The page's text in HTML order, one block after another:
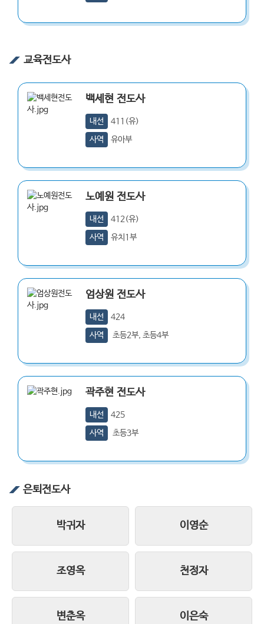
교육전도사
백세현 전도사
내선
411(유)
사역
유아부
노예원 전도사
내선
412(유)
사역
유치1부
엄상원 전도사
내선
424
사역
초등2부, 초등4부
곽주현 전도사
내선
425
사역
초등3부
은퇴전도사
박귀자 이영순
조영옥 천정자
변춘옥 이은숙